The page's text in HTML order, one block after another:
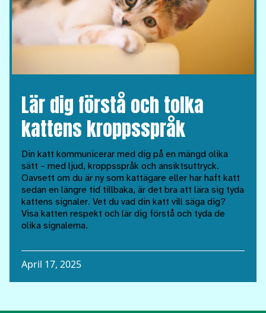
Lär dig förstå och tolka
kattens kroppsspråk
Din katt kommunicerar med dig på en mängd olika
sätt – med ljud, kroppsspråk och ansiktsuttryck.
Oavsett om du är ny som kattägare eller har haft katt
sedan en längre tid tillbaka, är det bra att lära sig tyda
kattens signaler. Vet du vad din katt vill säga dig?
Visa katten respekt och lär dig förstå och tyda de
olika signalerna.
April 17, 2025